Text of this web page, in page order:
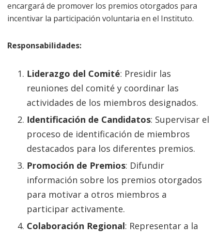
encargará de promover los premios otorgados para
incentivar la participación voluntaria en el Instituto.
Responsabilidades:
Liderazgo del Comité: Presidir las
reuniones del comité y coordinar las
actividades de los miembros designados.
Identificación de Candidatos: Supervisar el
proceso de identificación de miembros
destacados para los diferentes premios.
Promoción de Premios: Difundir
información sobre los premios otorgados
para motivar a otros miembros a
participar activamente.
Colaboración Regional: Representar a la